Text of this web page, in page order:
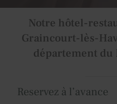
Notre hôtel-
Graincourt-lès-
département du
Reservez à l’avance